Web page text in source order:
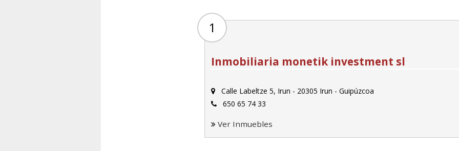
1
Inmobiliaria monetik investment sl
Calle Labeltze 5, Irun - 20305 Irun - Guipúzcoa
650 65 74 33
Ver Inmuebles